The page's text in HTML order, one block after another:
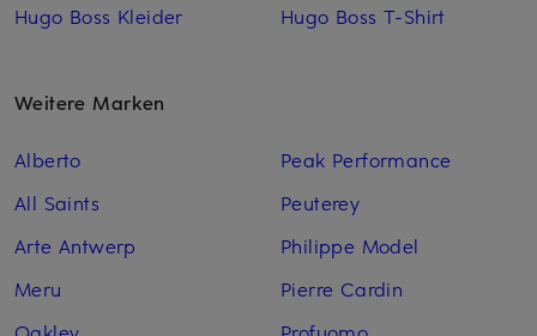
Hugo Boss Kleider
Hugo Boss T-Shirt
Weitere Marken
Alberto
All Saints
Arte Antwerp
Meru
Peak Performance
Peuterey
Philippe Model
Pierre Cardin